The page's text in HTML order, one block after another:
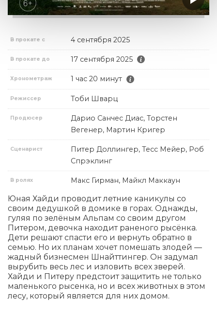
В прокате с 4 сентября 2025
В прокате до 17 сентября 2025
Хронометраж 1 час 20 минут
Режиссер Тоби Шварц
Продюсер
Дарио Санчес Диас, Торстен
Вегенер, Мартин Кригер
Сценарист
Питер Доллингер, Тесс Мейер, Роб
Спрэклинг
В ролях Макс Гирман, Майкл Маккаун
Юная Хайди проводит летние каникулы со
своим дедушкой в домике в горах. Однажды,
гуляя по зелёным Альпам со своим другом
Питером, девочка находит раненого рысёнка.
Дети решают спасти его и вернуть обратно в
семью. Но их планам хочет помешать злодей —
жадный бизнесмен Шнайттингер. Он задумал
вырубить весь лес и изловить всех зверей.
Хайди и Питеру предстоит защитить не только
маленького рысенка, но и всех животных в этом
лесу, который является для них домом.